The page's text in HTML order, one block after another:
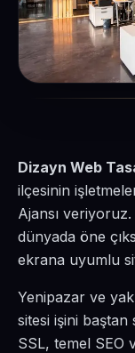
Dizayn Web
ilçesinin
Ajansı
dünyada öne
ekrana uyumlu
Yenipazar ve
sitesi işini
SSL, temel SEO